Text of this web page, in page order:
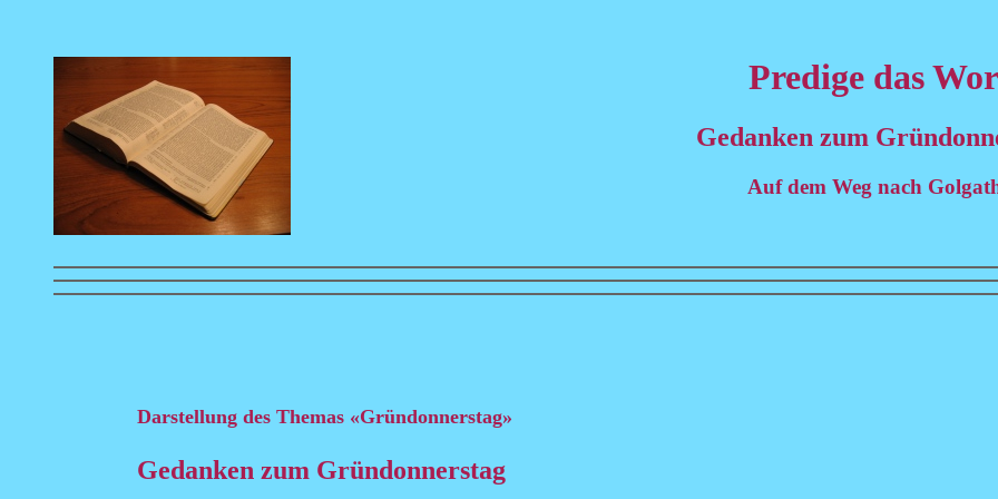
Predige das
Gedanken zum
Auf dem Weg nach
Darstellung des Themas «Gründonnerstag»
Gedanken zum Gründonnerstag